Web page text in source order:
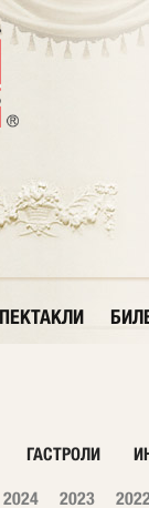
ГАСТРОЛИ
2024 2023